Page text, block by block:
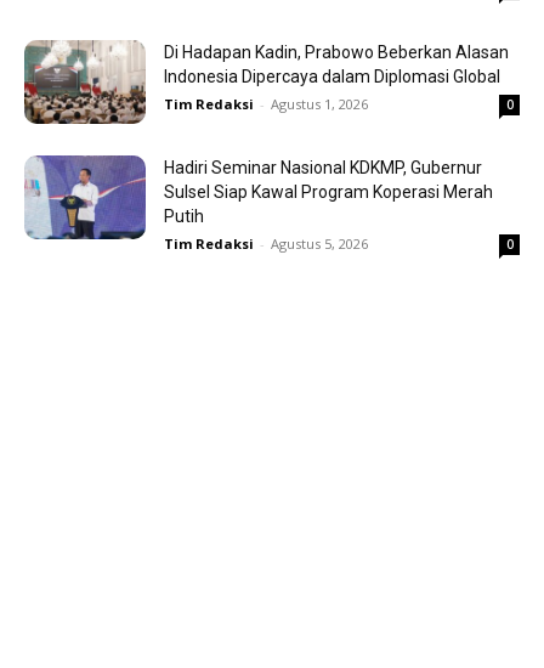
Di Hadapan Kadin, Prabowo Beberkan Alasan
Indonesia Dipercaya dalam Diplomasi Global
Tim Redaksi - Agustus 1, 2026 0
Hadiri Seminar Nasional KDKMP, Gubernur
Sulsel Siap Kawal Program Koperasi Merah
Putih
Tim Redaksi - Agustus 5, 2026 0